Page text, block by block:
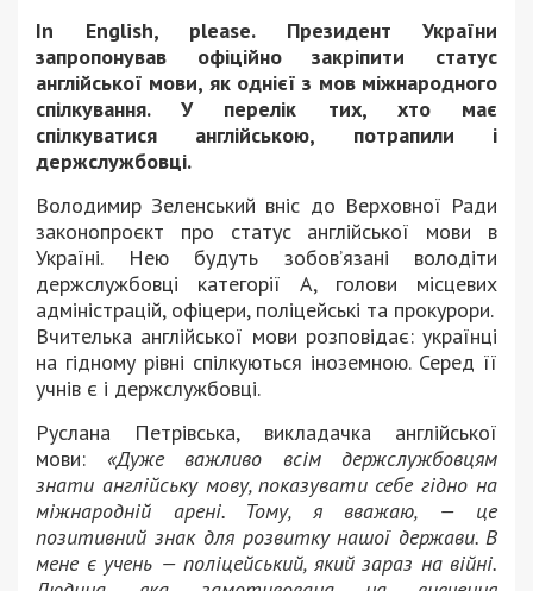
In English, please. Президент України
запропонував офіційно закріпити статус
англійської мови, як однієї з мов міжнародного
спілкування. У перелік тих, хто має
спілкуватися англійською, потрапили і
держслужбовці.
Володимир Зеленський вніс до Верховної Ради
законопроєкт про статус англійської мови в
Україні. Нею будуть зобов’язані володіти
держслужбовці категорії А, голови місцевих
адміністрацій, офіцери, поліцейські та прокурори.
Вчителька англійської мови розповідає: українці
на гідному рівні спілкуються іноземною. Серед її
учнів є і держслужбовці.
Руслана Петрівська, викладачка англійської
мови: «Дуже важливо всім держслужбовцям
знати англійську мову, показувати себе гідно на
міжнародній арені. Тому, я вважаю, — це
позитивний знак для розвитку нашої держави. В
мене є учень — поліцейський, який зараз на війні.